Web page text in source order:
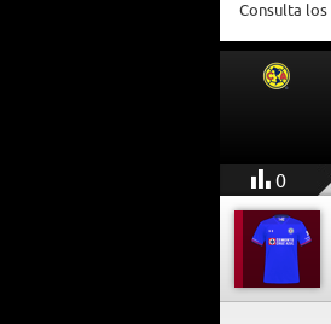
Consulta
0